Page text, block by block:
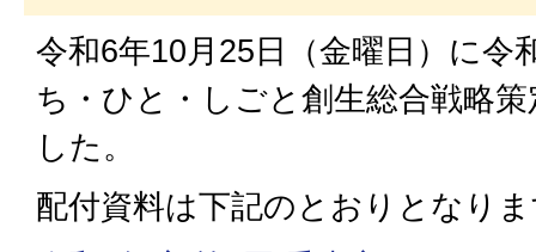
令和6年10月25日（金曜日）に令
ち・ひと・しごと創生総合戦略
した。
配付資料は下記のとおりとなり